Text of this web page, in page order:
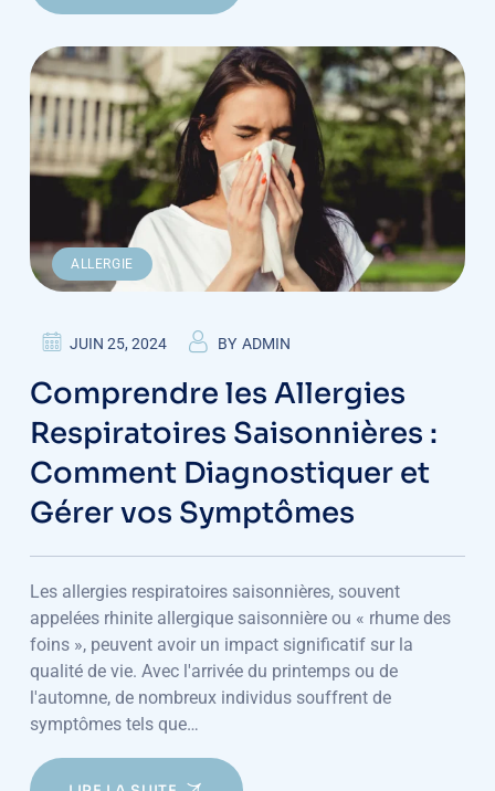
ALLERGIE
JUIN 25, 2024 BY ADMIN
Comprendre les Allergies
Respiratoires Saisonnières :
Comment Diagnostiquer et
Gérer vos Symptômes
Les allergies respiratoires saisonnières, souvent
appelées rhinite allergique saisonnière ou « rhume des
foins », peuvent avoir un impact significatif sur la
qualité de vie. Avec l'arrivée du printemps ou de
l'automne, de nombreux individus souffrent de
symptômes tels que…